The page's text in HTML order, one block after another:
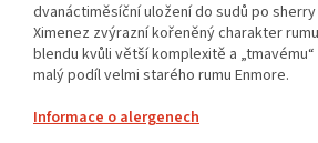
dvanáctiměsíční uložení do sudů po
Ximenez zvýrazní kořeněný charakter
blendu kvůli větší komplexitě a
malý podíl velmi starého rumu Enmore.
Informace o alergenech